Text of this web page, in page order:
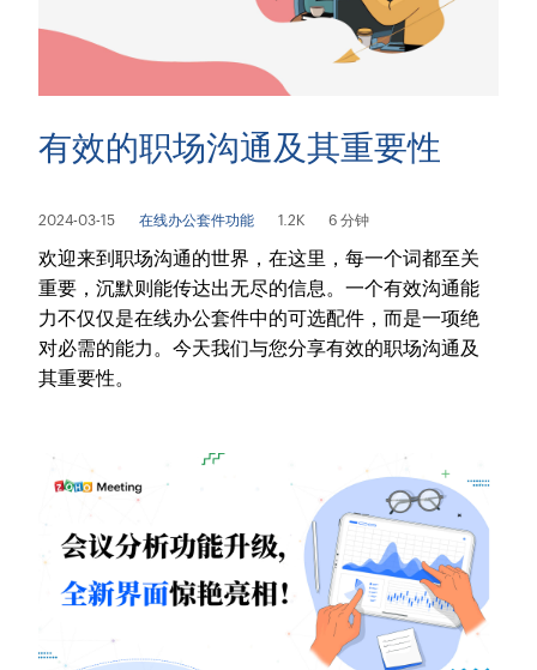
有效的职场沟通及其重要性
2024-03-15 在线办公套件功能 1.2K 6 分钟
欢迎来到职场沟通的世界，在这里，每一个词都至关
重要，沉默则能传达出无尽的信息。一个有效沟通能
力不仅仅是在线办公套件中的可选配件，而是一项绝
对必需的能力。今天我们与您分享有效的职场沟通及
其重要性。